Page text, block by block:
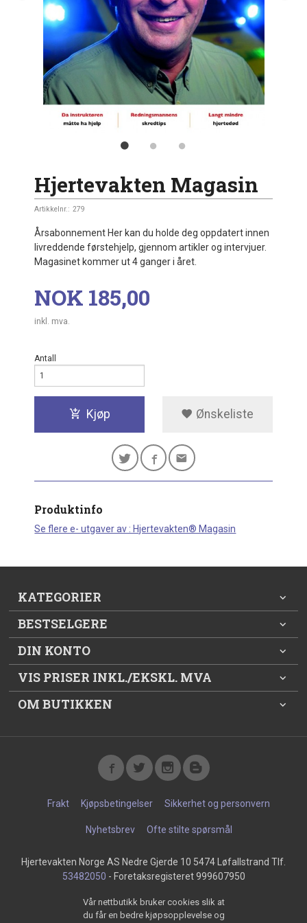
Hjertevakten Magasin
Artikkelnr.: 279
Årsabonnement Her kan du holde deg oppdatert innen
livreddende førstehjelp, gjennom artikler og intervjuer.
Magasinet kommer ut 4 ganger i året.
Pris
NOK 185,00
inkl. mva.
Antall
Kjøp Ønskeliste
Produktinfo
Se flere e- utgaver av : Hjertevakten® Magasin
KATEGORIER
BESTSELGERE
DIN KONTO
VIS PRISER INKL./EKSKL. MVA
OM BUTIKKEN
Frakt Kjøpsbetingelser Sikkerhet og personvern
Nyhetsbrev Ofte stilte spørsmål
Hjertevakten Norge AS Nedre Gjerde 10 5474 Løfallstrand Tlf.
53482050 - Foretaksregisteret 999607950
Vår nettbutikk bruker cookies slik at
du får en bedre kjøpsopplevelse og